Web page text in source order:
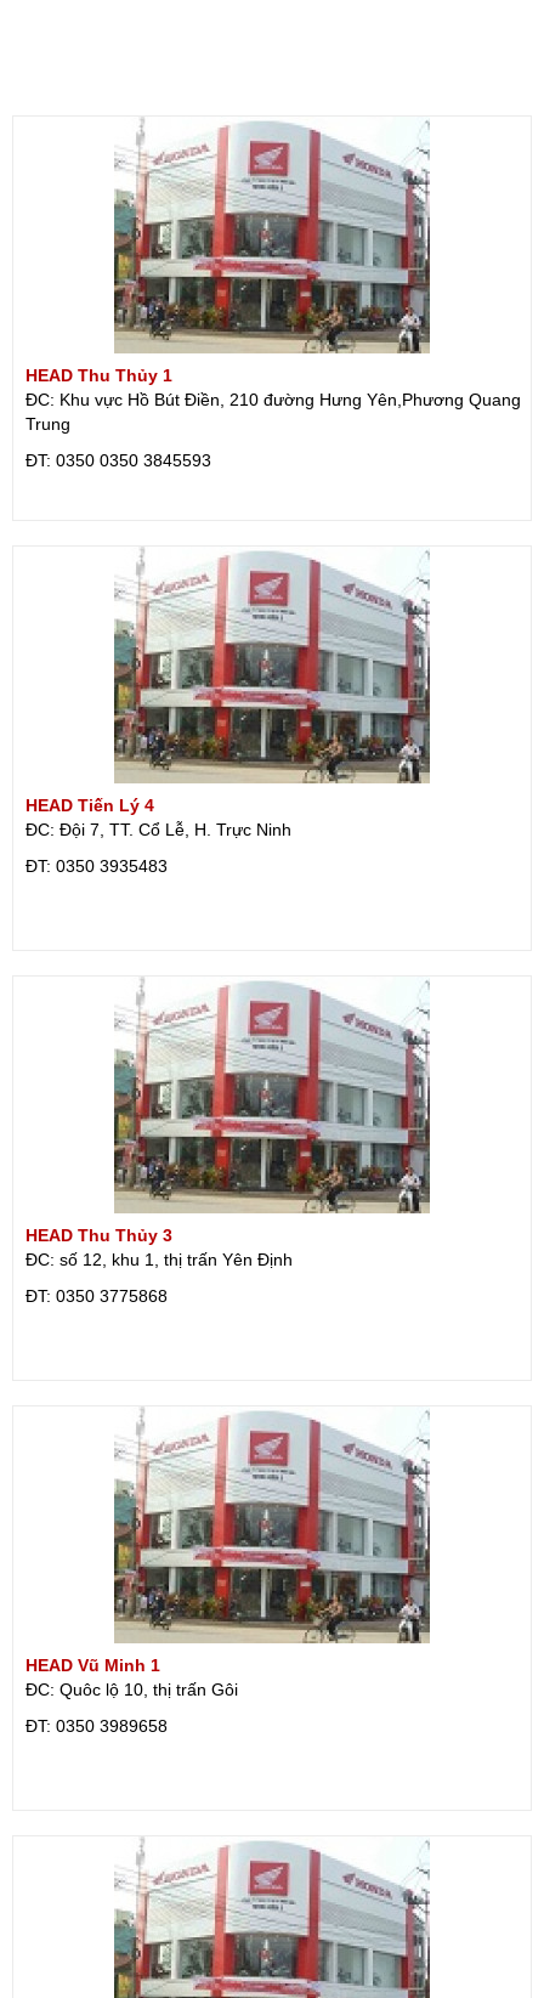
HEAD Thu Thủy 1
ĐC: Khu vực Hồ Bút Điền, 210 đường Hưng Yên,Phương Quang
Trung
ÐT: 0350 0350 3845593
HEAD Tiến Lý 4
ĐC: Đội 7, TT. Cổ Lễ, H. Trực Ninh
ÐT: 0350 3935483
HEAD Thu Thủy 3
ĐC: số 12, khu 1, thị trấn Yên Định
ÐT: 0350 3775868
HEAD Vũ Minh 1
ĐC: Quôc lộ 10, thị trấn Gôi
ÐT: 0350 3989658